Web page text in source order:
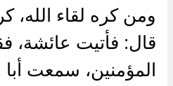
ومن كره لقاء الله،
قال: فأتيت عائشة،
المؤمنين، سمعت